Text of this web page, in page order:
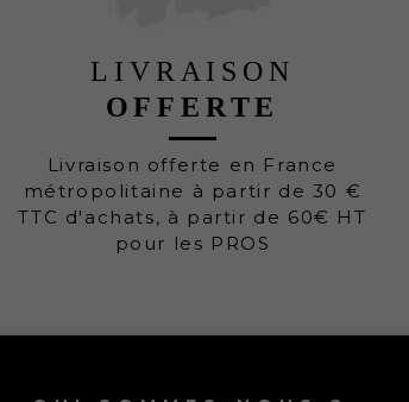
LIVRAISON
OFFERTE
Livraison offerte en France
métropolitaine à partir de 30 €
TTC d'achats, à partir de 60€ HT
pour les PROS